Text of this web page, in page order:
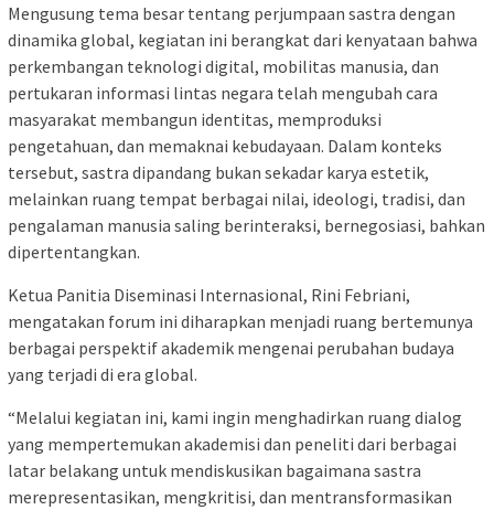
Mengusung tema besar tentang perjumpaan sastra dengan
dinamika global, kegiatan ini berangkat dari kenyataan bahwa
perkembangan teknologi digital, mobilitas manusia, dan
pertukaran informasi lintas negara telah mengubah cara
masyarakat membangun identitas, memproduksi
pengetahuan, dan memaknai kebudayaan. Dalam konteks
tersebut, sastra dipandang bukan sekadar karya estetik,
melainkan ruang tempat berbagai nilai, ideologi, tradisi, dan
pengalaman manusia saling berinteraksi, bernegosiasi, bahkan
dipertentangkan.
Ketua Panitia Diseminasi Internasional, Rini Febriani,
mengatakan forum ini diharapkan menjadi ruang bertemunya
berbagai perspektif akademik mengenai perubahan budaya
yang terjadi di era global.
“Melalui kegiatan ini, kami ingin menghadirkan ruang dialog
yang mempertemukan akademisi dan peneliti dari berbagai
latar belakang untuk mendiskusikan bagaimana sastra
merepresentasikan, mengkritisi, dan mentransformasikan